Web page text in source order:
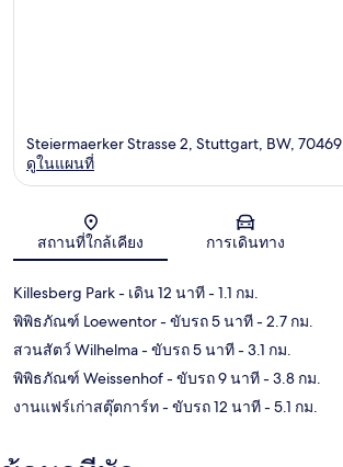
แผนที่
Steiermaerker Strasse 2, Stuttgart, BW, 70469
ดูในแผนที่
สถานที่ใกล้เคียง การเดินทาง
Killesberg Park- เดิน 12 นาที- 1.1 กม.
พิพิธภัณฑ์ Loewentor- ขับรถ 5 นาที- 2.7 กม.
สวนสัตว์ Wilhelma- ขับรถ 5 นาที- 3.1 กม.
พิพิธภัณฑ์ Weissenhof- ขับรถ 9 นาที- 3.8 กม.
งานแฟร์เก่าสตุ๊ตการ์ท- ขับรถ 12 นาที- 5.1 กม.